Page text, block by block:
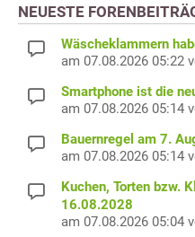
NEUESTE
Wäscheklammern
am 07.08.2026 05:22
Smartphone ist die
am 07.08.2026 05:14
Bauernregel am 7.
am 07.08.2026 05:14
Kuchen, Torten bzw.
16.08.2028
am 07.08.2026 05:04